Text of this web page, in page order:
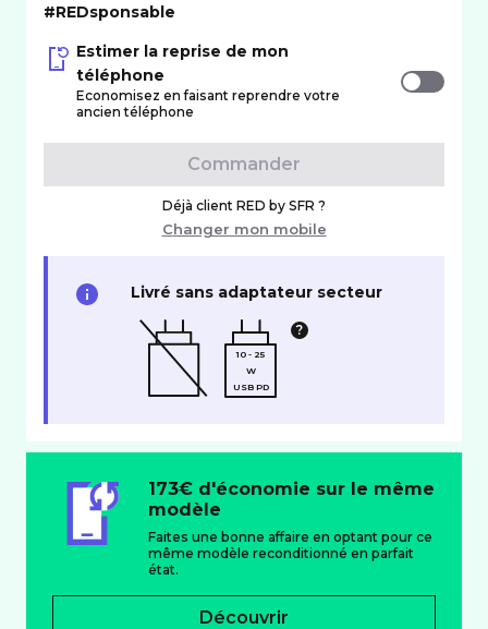
#REDsponsable
Estimer la reprise de mon
téléphone
Economisez en faisant reprendre votre
ancien téléphone
Commander
Déjà client RED by SFR ?
Changer mon mobile
Livré sans adaptateur secteur
10 - 25
W
USB PD
173€ d'économie sur le même
modèle
Faites une bonne affaire en optant pour ce
même modèle reconditionné en parfait
état.
Découvrir